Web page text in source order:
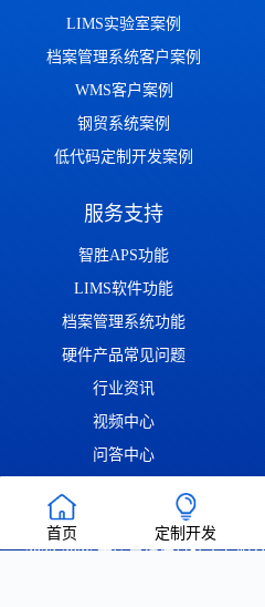
首页 定制开发
LIMS实验室案例
档案管理系统客户案例
WMS客户案例
钢贸系统案例
低代码定制开发案例
服务支持
智胜APS功能
LIMS软件功能
档案管理系统功能
硬件产品常见问题
行业资讯
视频中心
问答中心
渝ICP备2022014306号 渝公网安备
2022-2026 重庆壹博信息技术有限